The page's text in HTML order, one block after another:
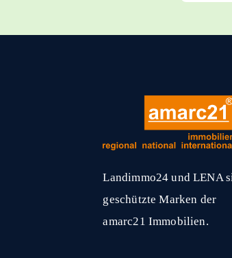
Landimmo24 und LENA
geschützte Marken der
amarc21 Immobilien.